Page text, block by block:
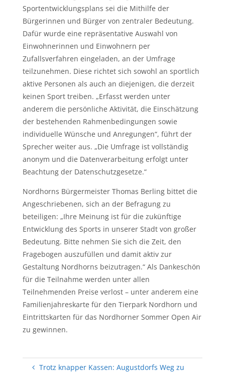
Sportentwicklungsplans sei die Mithilfe der
Bürgerinnen und Bürger von zentraler Bedeutung.
Dafür wurde eine repräsentative Auswahl von
Einwohnerinnen und Einwohnern per
Zufallsverfahren eingeladen, an der Umfrage
teilzunehmen. Diese richtet sich sowohl an sportlich
aktive Personen als auch an diejenigen, die derzeit
keinen Sport treiben. „Erfasst werden unter
anderem die persönliche Aktivität, die Einschätzung
der bestehenden Rahmenbedingungen sowie
individuelle Wünsche und Anregungen“, führt der
Sprecher weiter aus. „Die Umfrage ist vollständig
anonym und die Datenverarbeitung erfolgt unter
Beachtung der Datenschutzgesetze.“
Nordhorns Bürgermeister Thomas Berling bittet die
Angeschriebenen, sich an der Befragung zu
beteiligen: „Ihre Meinung ist für die zukünftige
Entwicklung des Sports in unserer Stadt von großer
Bedeutung. Bitte nehmen Sie sich die Zeit, den
Fragebogen auszufüllen und damit aktiv zur
Gestaltung Nordhorns beizutragen.“ Als Dankeschön
für die Teilnahme werden unter allen
Teilnehmenden Preise verlost – unter anderem eine
Familienjahreskarte für den Tierpark Nordhorn und
Eintrittskarten für das Nordhorner Sommer Open Air
zu gewinnen.
Trotz knapper Kassen: Augustdorfs Weg zu